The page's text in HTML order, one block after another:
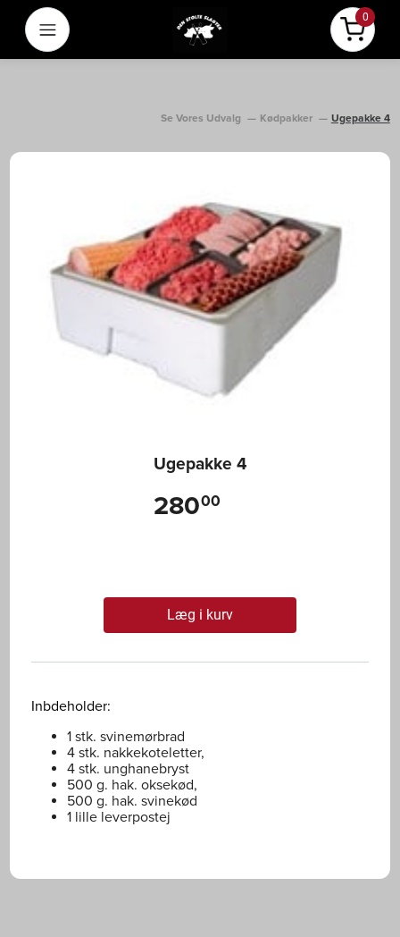
Menu Pris i alt
0
Ugepakke 4
Kødpakker
Ugepakke 4
28000
Læg i kurv
Inbdeholder:
1 stk. svinemørbrad
4 stk. nakkekoteletter,
4 stk. unghanebryst
500 g. hak. oksekød,
500 g. hak. svinekød
1 lille leverpostej